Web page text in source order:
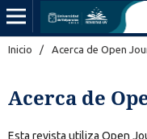
Inicio / Acerca de Open
Acerca de
Esta revista utiliza Open